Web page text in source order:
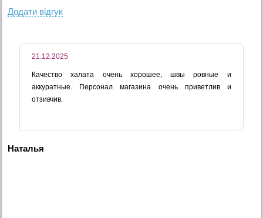
Додати вiдгук
21.12.2025
Качество халата очень хорошее, швы ровные и
аккуратные. Персонал магазина очень приветлив и
отзивчив.
Наталья